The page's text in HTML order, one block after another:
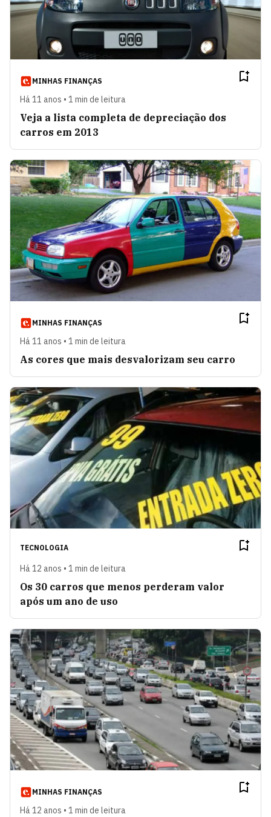
MINHAS FINANÇAS
Há 11 anos • 1 min de leitura
Veja a lista completa de depreciação dos
carros em 2013
MINHAS FINANÇAS
Há 11 anos • 1 min de leitura
As cores que mais desvalorizam seu carro
TECNOLOGIA
Há 12 anos • 1 min de leitura
Os 30 carros que menos perderam valor
após um ano de uso
MINHAS FINANÇAS
Há 12 anos • 1 min de leitura